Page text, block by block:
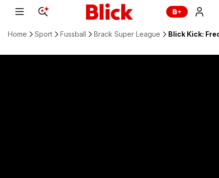
Home Sport Fussball Brack Super League Blick Kick: